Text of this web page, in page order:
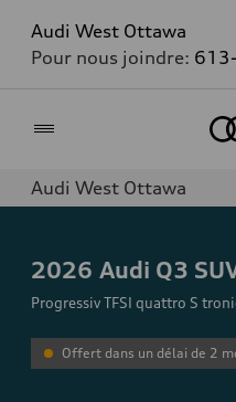
Audi West Ottawa
Pour nous joindre:
Audi West Ottawa
2026 Audi Q3
Progressiv TFSI quattro S
Offert dans un délai de 2